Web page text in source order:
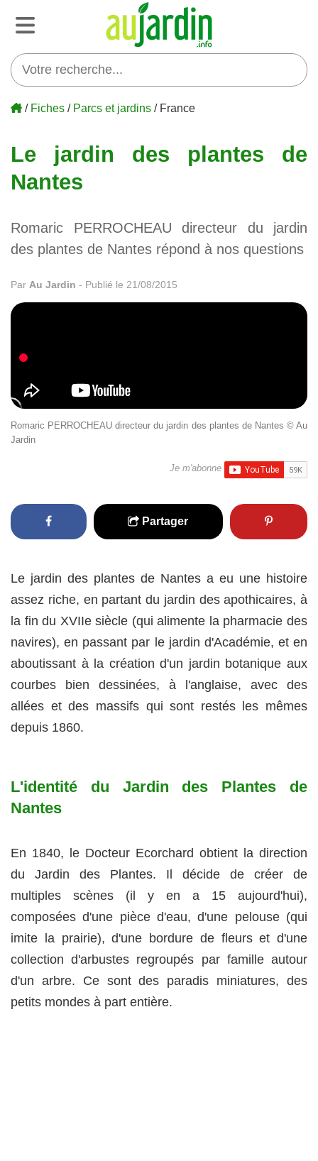
/ Fiches / Parcs et jardins / France
Le jardin des plantes de
Nantes
Romaric PERROCHEAU directeur du jardin
des plantes de Nantes répond à nos questions
Par Au Jardin - Publié le 21/08/2015
Romaric PERROCHEAU directeur du jardin des plantes de Nantes © Au
Jardin
Je m'abonne
Partager
Le jardin des plantes de Nantes a eu une histoire
assez riche, en partant du jardin des apothicaires, à
la fin du XVIIe siècle (qui alimente la pharmacie des
navires), en passant par le jardin d'Académie, et en
aboutissant à la création d'un jardin botanique aux
courbes bien dessinées, à l'anglaise, avec des
allées et des massifs qui sont restés les mêmes
depuis 1860.
L'identité du Jardin des Plantes de
Nantes
En 1840, le Docteur Ecorchard obtient la direction
du Jardin des Plantes. Il décide de créer de
multiples scènes (il y en a 15 aujourd'hui),
composées d'une pièce d'eau, d'une pelouse (qui
imite la prairie), d'une bordure de fleurs et d'une
collection d'arbustes regroupés par famille autour
d'un arbre. Ce sont des paradis miniatures, des
petits mondes à part entière.